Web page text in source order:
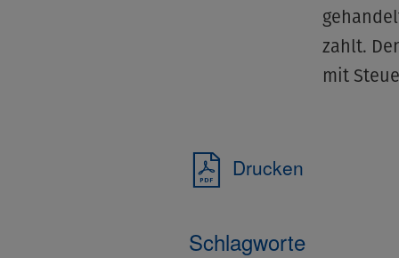
zahlt.
mit
Drucken
Schlagworte